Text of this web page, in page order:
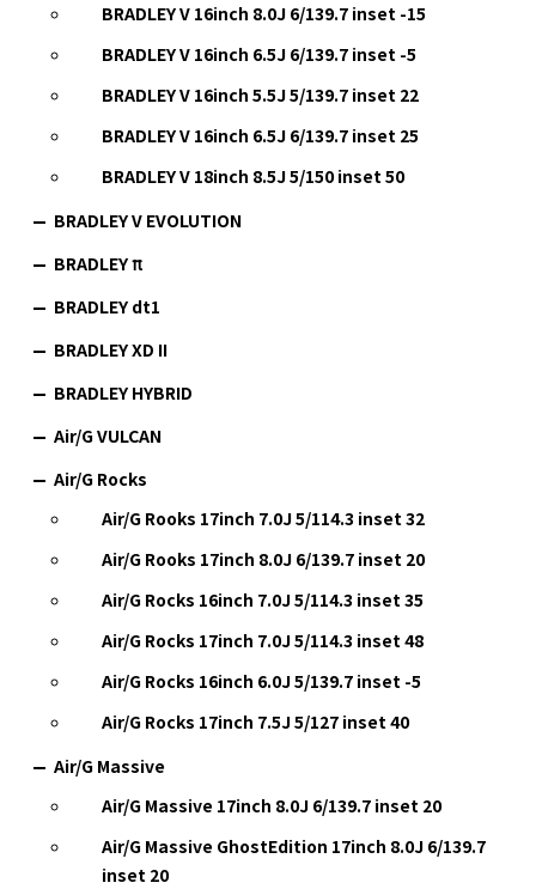
BRADLEY V 16inch 8.0J 6/139.7 inset -15
BRADLEY V 16inch 6.5J 6/139.7 inset -5
BRADLEY V 16inch 5.5J 5/139.7 inset 22
BRADLEY V 16inch 6.5J 6/139.7 inset 25
BRADLEY V 18inch 8.5J 5/150 inset 50
BRADLEY V EVOLUTION
BRADLEY π
BRADLEY dt1
BRADLEY XD II
BRADLEY HYBRID
Air/G VULCAN
Air/G Rocks
Air/G Rooks 17inch 7.0J 5/114.3 inset 32
Air/G Rooks 17inch 8.0J 6/139.7 inset 20
Air/G Rocks 16inch 7.0J 5/114.3 inset 35
Air/G Rocks 17inch 7.0J 5/114.3 inset 48
Air/G Rocks 16inch 6.0J 5/139.7 inset -5
Air/G Rocks 17inch 7.5J 5/127 inset 40
Air/G Massive
Air/G Massive 17inch 8.0J 6/139.7 inset 20
Air/G Massive GhostEdition 17inch 8.0J 6/139.7
inset 20